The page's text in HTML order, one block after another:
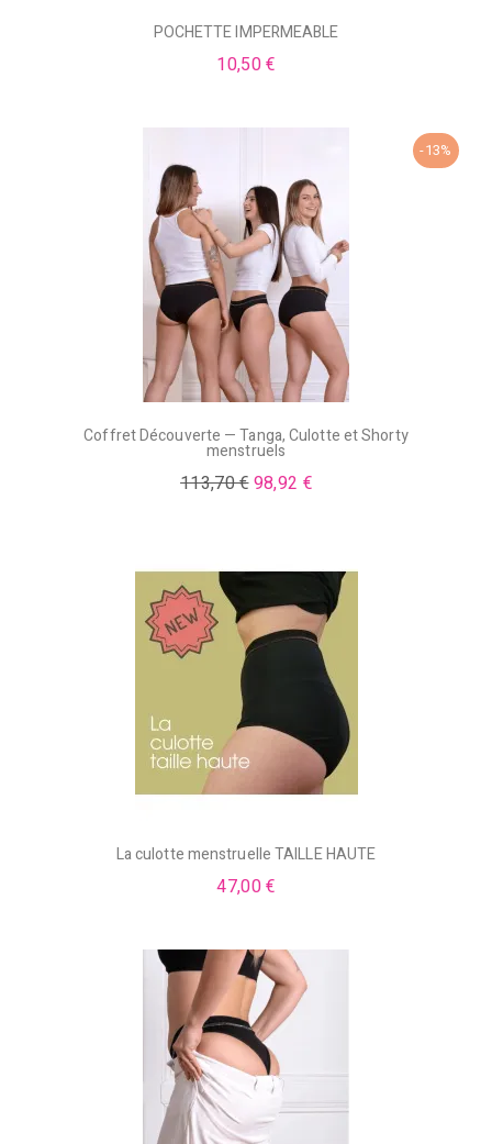
POCHETTE IMPERMEABLE
10,50 €
-13%
Coffret Découverte — Tanga, Culotte et Shorty
menstruels
113,70 €98,92 €
La culotte menstruelle TAILLE HAUTE
47,00 €